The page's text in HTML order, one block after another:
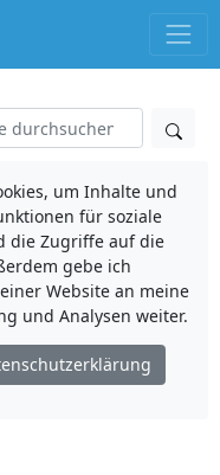
um Inhalte und
für soziale
die Zugriffe auf die
gebe ich
Website an meine
und Analysen weiter.